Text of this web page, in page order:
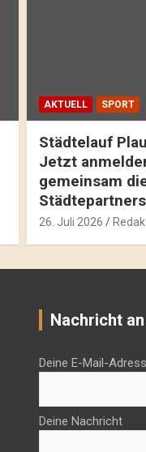
AKTUELL SPORT
Städtelauf
Jetzt
gemeinsam
26. Juli 2026
Nachricht
Deine E-Mail-
Deine Nachricht